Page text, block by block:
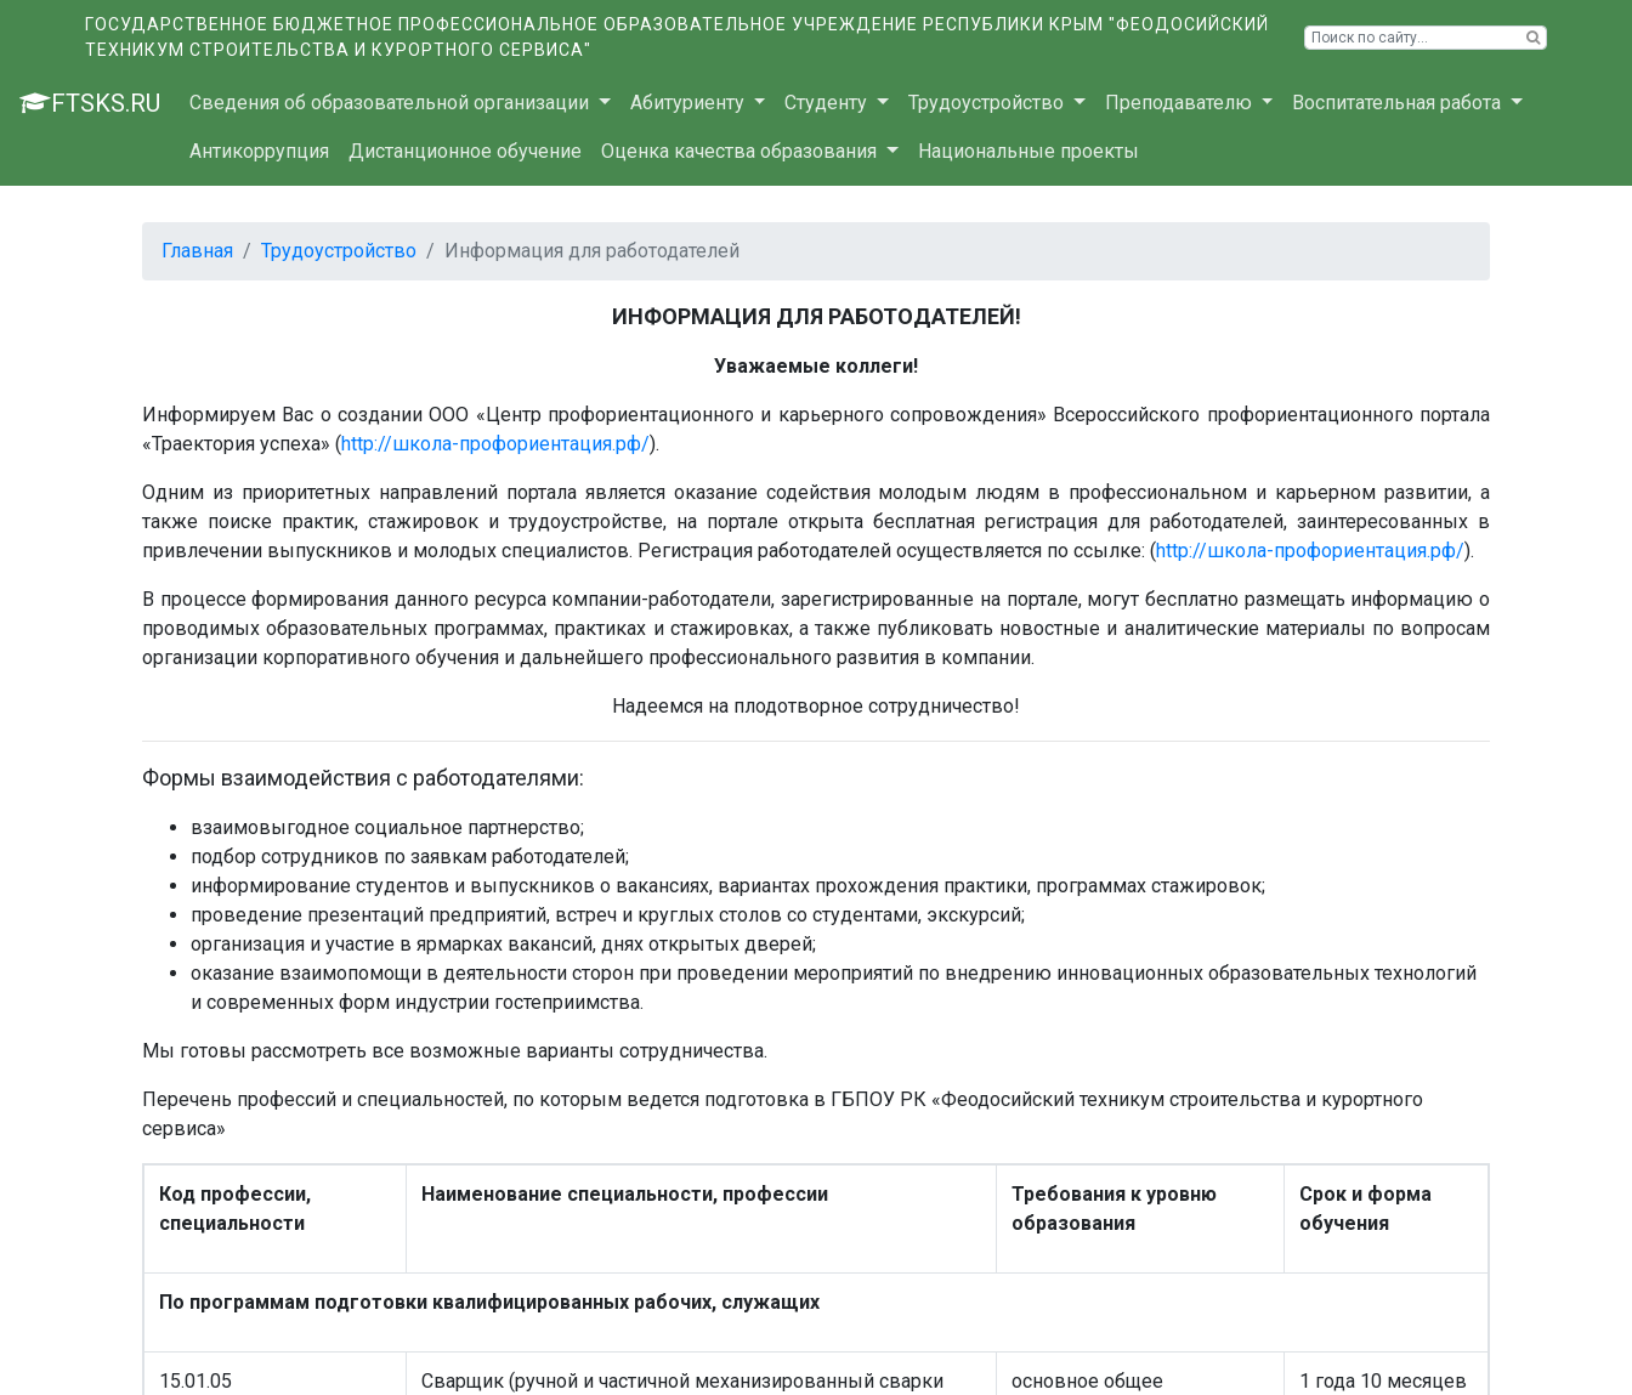
ГОСУДАРСТВЕННОЕ БЮДЖЕТНОЕ ПРОФЕССИОНАЛЬНОЕ ОБРАЗОВАТЕЛЬНОЕ УЧРЕЖДЕНИЕ РЕСПУБЛИКИ КРЫМ "ФЕОДОСИЙСКИЙ
ТЕХНИКУМ СТРОИТЕЛЬСТВА И КУРОРТНОГО СЕРВИСА"
FTSKS.RU Сведения об образовательной организации Абитуриенту Студенту Трудоустройство Преподавателю Воспитательная работа
Антикоррупция Дистанционное обучение Оценка качества образования Национальные проекты
Главная Трудоустройство Информация для работодателей
ИНФОРМАЦИЯ ДЛЯ РАБОТОДАТЕЛЕЙ!
Уважаемые коллеги!
Информируем Вас о создании ООО «Центр профориентационного и карьерного сопровождения» Всероссийского профориентационного портала
«Траектория успеха» (http://школа-профориентация.рф/).
Одним из приоритетных направлений портала является оказание содействия молодым людям в профессиональном и карьерном развитии, а
также поиске практик, стажировок и трудоустройстве, на портале открыта бесплатная регистрация для работодателей, заинтересованных в
привлечении выпускников и молодых специалистов. Регистрация работодателей осуществляется по ссылке: (http://школа-профориентация.рф/).
В процессе формирования данного ресурса компании-работодатели, зарегистрированные на портале, могут бесплатно размещать информацию о
проводимых образовательных программах, практиках и стажировках, а также публиковать новостные и аналитические материалы по вопросам
организации корпоративного обучения и дальнейшего профессионального развития в компании.
Надеемся на плодотворное сотрудничество!
Формы взаимодействия с работодателями:
взаимовыгодное социальное партнерство;
подбор сотрудников по заявкам работодателей;
информирование студентов и выпускников о вакансиях, вариантах прохождения практики, программах стажировок;
проведение презентаций предприятий, встреч и круглых столов со студентами, экскурсий;
организация и участие в ярмарках вакансий, днях открытых дверей;
оказание взаимопомощи в деятельности сторон при проведении мероприятий по внедрению инновационных образовательных технологий
и современных форм индустрии гостеприимства.
Мы готовы рассмотреть все возможные варианты сотрудничества.
Перечень профессий и специальностей, по которым ведется подготовка в ГБПОУ РК «Феодосийский техникум строительства и курортного
сервиса»
Код профессии,
специальности
Наименование специальности, профессии
Требования к уровню
образования
Срок и форма
обучения
По программам подготовки квалифицированных рабочих, служащих
15.01.05
Сварщик (ручной и частичной механизированный сварки
основное общее
1 года 10 месяцев